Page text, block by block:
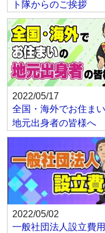
ト隊からのご挨拶
2022/05/17
全国・海外でお住ま
地元出身者の皆様へ
2022/05/02
一般社団法人設立費用